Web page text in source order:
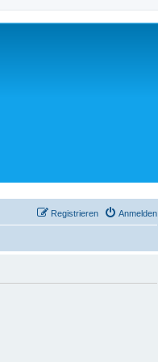
Anmelden
Registrieren